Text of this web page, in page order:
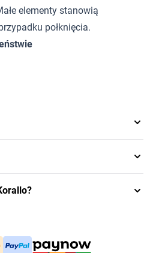
elementy stanowią
połknięcia.